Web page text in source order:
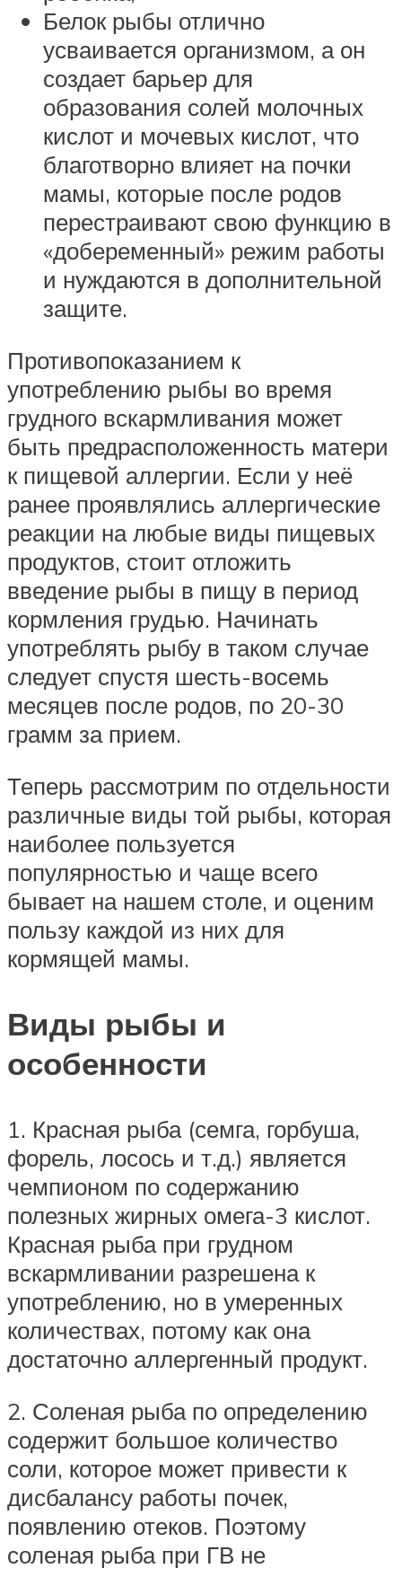
Белок рыбы отлично
усваивается организмом, а он
создает барьер для
образования солей молочных
кислот и мочевых кислот, что
благотворно влияет на почки
мамы, которые после родов
перестраивают свою функцию в
«добеременный» режим работы
и нуждаются в дополнительной
защите.
Противопоказанием к
употреблению рыбы во время
грудного вскармливания может
быть предрасположенность матери
к пищевой аллергии. Если у неё
ранее проявлялись аллергические
реакции на любые виды пищевых
продуктов, стоит отложить
введение рыбы в пищу в период
кормления грудью. Начинать
употреблять рыбу в таком случае
следует спустя шесть-восемь
месяцев после родов, по 20-30
грамм за прием.
Теперь рассмотрим по отдельности
различные виды той рыбы, которая
наиболее пользуется
популярностью и чаще всего
бывает на нашем столе, и оценим
пользу каждой из них для
кормящей мамы.
Виды рыбы и
особенности
1. Красная рыба (семга, горбуша,
форель, лосось и т.д.) является
чемпионом по содержанию
полезных жирных омега-3 кислот.
Красная рыба при грудном
вскармливании разрешена к
употреблению, но в умеренных
количествах, потому как она
достаточно аллергенный продукт.
2. Соленая рыба по определению
содержит большое количество
соли, которое может привести к
дисбалансу работы почек,
появлению отеков. Поэтому
соленая рыба при ГВ не